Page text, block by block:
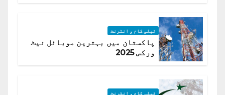
ٹیلی کام و انٹرنٹ
پاکستان میں بہترین موبائل نیٹ
ورکس 2025
ٹیلی کام و انٹرنٹ